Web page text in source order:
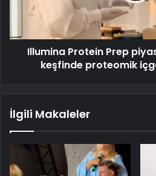
Illumina Protein Prep
keşfinde proteomik
İlgili Makaleler